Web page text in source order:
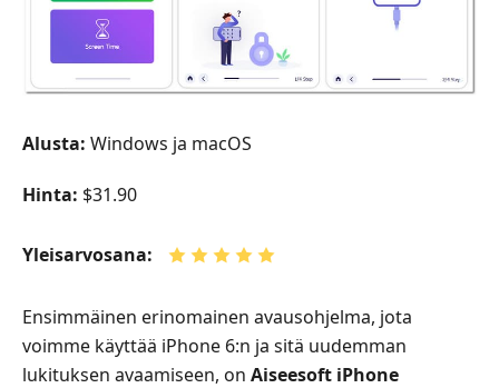
Alusta: Windows ja macOS
Hinta: $31.90
Yleisarvosana:
Ensimmäinen erinomainen avausohjelma, jota
voimme käyttää iPhone 6:n ja sitä uudemman
lukituksen avaamiseen, on Aiseesoft iPhone